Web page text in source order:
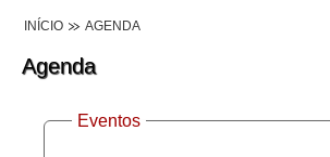
Lei de Acesso à Informação
Dados Governamentais Abertos
INÍCIO AGENDA
Agenda
Eventos